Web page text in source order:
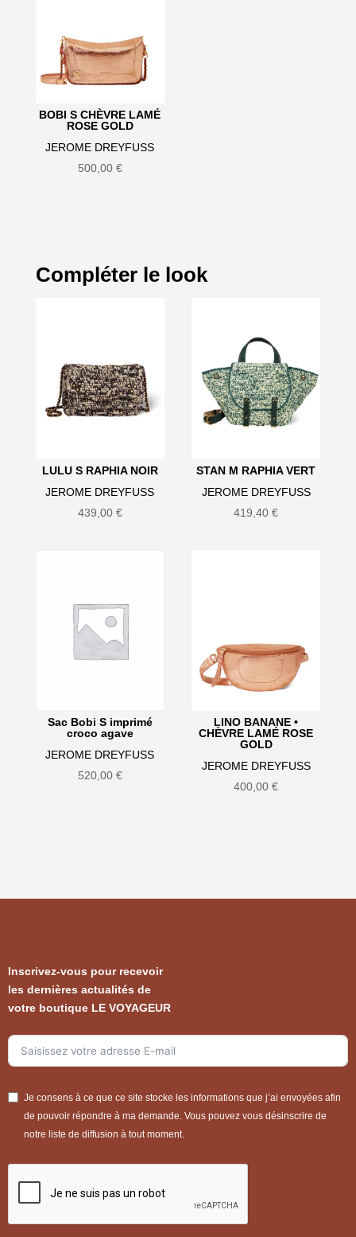
BOBI S CHÈVRE LAMÉ
ROSE GOLD
JEROME DREYFUSS
500,00 €
Compléter le look
LULU S RAPHIA NOIR
JEROME DREYFUSS
439,00 €
STAN M RAPHIA VERT
JEROME DREYFUSS
419,40€
Sac Bobi S imprimé
croco agave
JEROME DREYFUSS
520,00 €
LINO BANANE •
CHÈVRE LAMÉ ROSE
GOLD
JEROME DREYFUSS
400,00€
Inscrivez-vous pour recevoir
les dernières actualités de
votre boutique LE VOYAGEUR
Je consens à ce que ce site stocke les informations que j’ai envoyées afin
de pouvoir répondre à ma demande. Vous pouvez vous désinscrire de
notre liste de diffusion à tout moment.